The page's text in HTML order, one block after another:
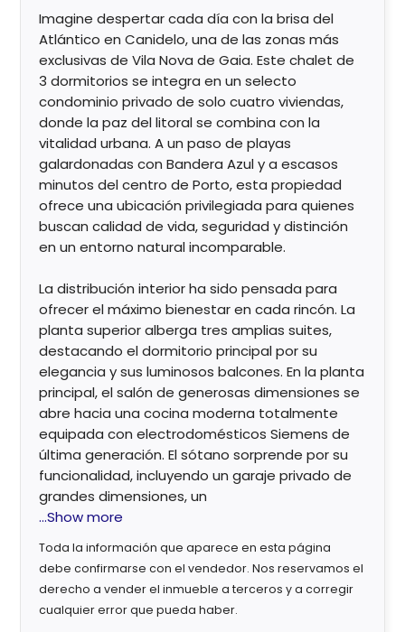
Imagine despertar cada día con la brisa del
Atlántico en Canidelo, una de las zonas más
exclusivas de Vila Nova de Gaia. Este chalet de
3 dormitorios se integra en un selecto
condominio privado de solo cuatro viviendas,
donde la paz del litoral se combina con la
vitalidad urbana. A un paso de playas
galardonadas con Bandera Azul y a escasos
minutos del centro de Porto, esta propiedad
ofrece una ubicación privilegiada para quienes
buscan calidad de vida, seguridad y distinción
en un entorno natural incomparable.
La distribución interior ha sido pensada para
ofrecer el máximo bienestar en cada rincón. La
planta superior alberga tres amplias suites,
destacando el dormitorio principal por su
elegancia y sus luminosos balcones. En la planta
principal, el salón de generosas dimensiones se
abre hacia una cocina moderna totalmente
equipada con electrodomésticos Siemens de
última generación. El sótano sorprende por su
funcionalidad, incluyendo un garaje privado de
grandes dimensiones, un
...Show more
Toda la información que aparece en esta página
debe confirmarse con el vendedor. Nos reservamos el
derecho a vender el inmueble a terceros y a corregir
cualquier error que pueda haber.